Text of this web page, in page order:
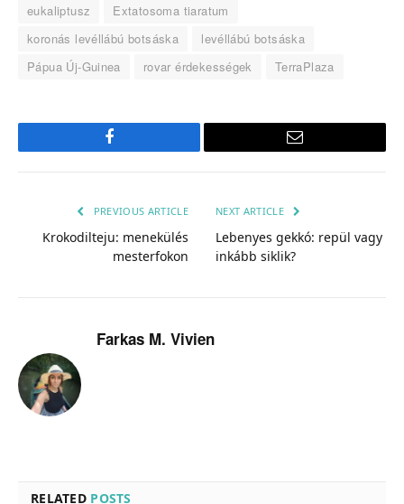
eukaliptusz
Extatosoma tiaratum
koronás levéllábú botsáska
levéllábú botsáska
Pápua Új-Guinea
rovar érdekességek TerraPlaza
Facebook Email
PREVIOUS ARTICLE
Krokodilteju: menekülés
mesterfokon
NEXT ARTICLE
Lebenyes gekkó: repül vagy
inkább siklik?
Farkas M. Vivien
RELATED POSTS